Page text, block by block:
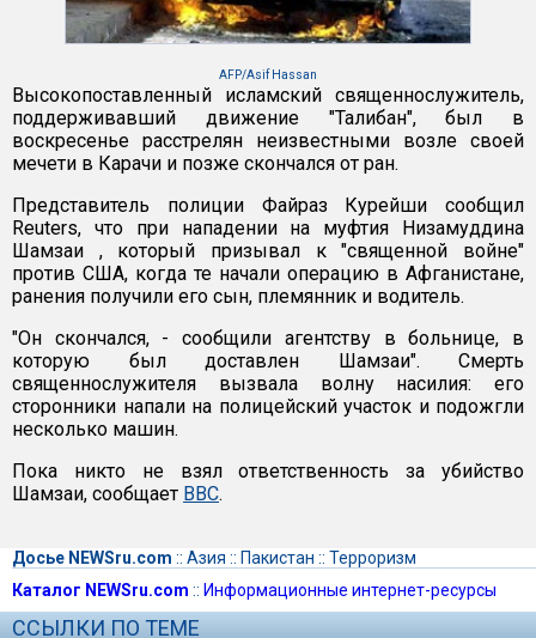
AFP/Asif Hassan
Высокопоставленный исламский священнослужитель,
поддерживавший движение "Талибан", был в
воскресенье расстрелян неизвестными возле своей
мечети в Карачи и позже скончался от ран.
Представитель полиции Файраз Курейши сообщил
Reuters, что при нападении на муфтия Низамуддина
Шамзаи , который призывал к "священной войне"
против США, когда те начали операцию в Афганистане,
ранения получили его сын, племянник и водитель.
"Он скончался, - сообщили агентству в больнице, в
которую был доставлен Шамзаи". Смерть
священнослужителя вызвала волну насилия: его
сторонники напали на полицейский участок и подожгли
несколько машин.
Пока никто не взял ответственность за убийство
Шамзаи, сообщает ВВС.
Досье NEWSru.com :: Азия :: Пакистан :: Терроризм
Каталог NEWSru.com :: Информационные интернет-ресурсы
ССЫЛКИ ПО ТЕМЕ